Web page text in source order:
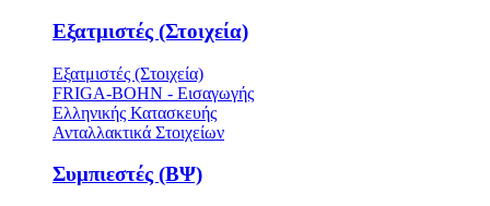
Εξατμιστές (Στοιχεία)
Εξατμιστές (Στοιχεία)
FRIGA-BOHN - Εισαγωγής
Ελληνικής Κατασκευής
Ανταλλακτικά Στοιχείων
Συμπιεστές (ΒΨ)